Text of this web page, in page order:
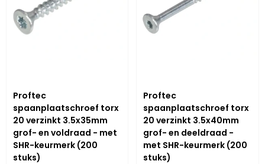
Proftec
spaanplaatschroef torx
20 verzinkt 3.5x35mm
grof- en voldraad - met
SHR-keurmerk (200
stuks)
Proftec
spaanplaatschroef torx
20 verzinkt 3.5x40mm
grof- en deeldraad -
met SHR-keurmerk (200
stuks)